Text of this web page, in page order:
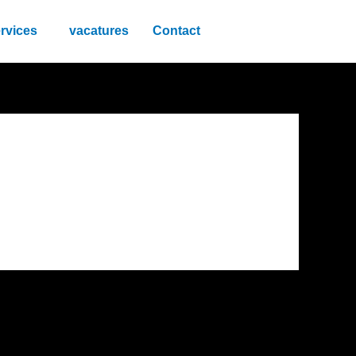
vacatures Contact